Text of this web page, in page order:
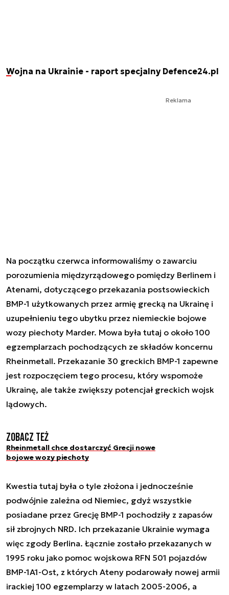
Wojna na Ukrainie - raport specjalny Defence24.pl
Reklama
Na początku czerwca informowaliśmy o zawarciu
porozumienia międzyrządowego pomiędzy Berlinem i
Atenami, dotyczącego przekazania postsowieckich
BMP-1 użytkowanych przez armię grecką na Ukrainę i
uzupełnieniu tego ubytku przez niemieckie bojowe
wozy piechoty Marder. Mowa była tutaj o około 100
egzemplarzach pochodzących ze składów koncernu
Rheinmetall. Przekazanie 30 greckich BMP-1 zapewne
jest rozpoczęciem tego procesu, który wspomoże
Ukrainę, ale także zwiększy potencjał greckich wojsk
lądowych.
Zobacz też
Rheinmetall chce dostarczyć Grecji nowe
bojowe wozy piechoty
Kwestia tutaj była o tyle złożona i jednocześnie
podwójnie zależna od Niemiec, gdyż wszystkie
posiadane przez Grecję BMP-1 pochodziły z zapasów
sił zbrojnych NRD. Ich przekazanie Ukrainie wymaga
więc zgody Berlina. Łącznie zostało przekazanych w
1995 roku jako pomoc wojskowa RFN 501 pojazdów
BMP-1A1-Ost, z których Ateny podarowały nowej armii
irackiej 100 egzemplarzy w latach 2005-2006, a